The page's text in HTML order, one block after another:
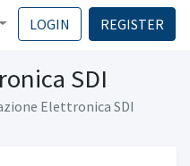
LOGIN REGISTER
SDI
Elettronica SDI